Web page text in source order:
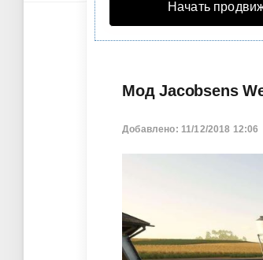
Начать
Мод Jacobsens
Добавлено: 11/12/2018 12:06